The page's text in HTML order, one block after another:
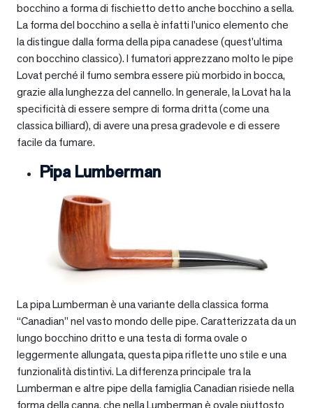
bocchino a forma di fischietto detto anche bocchino a sella.
La forma del bocchino a sella è infatti l’unico elemento che
la distingue dalla forma della pipa canadese (quest’ultima
con bocchino classico). I fumatori apprezzano molto le pipe
Lovat perché il fumo sembra essere più morbido in bocca,
grazie alla lunghezza del cannello. In generale, la Lovat ha la
specificità di essere sempre di forma dritta (come una
classica billiard), di avere una presa gradevole e di essere
facile da fumare.
Pipa Lumberman
La pipa Lumberman è una variante della classica forma
“Canadian” nel vasto mondo delle pipe. Caratterizzata da un
lungo bocchino dritto e una testa di forma ovale o
leggermente allungata, questa pipa riflette uno stile e una
funzionalità distintivi. La differenza principale tra la
Lumberman e altre pipe della famiglia Canadian risiede nella
forma della canna, che nella Lumberman è ovale piuttosto